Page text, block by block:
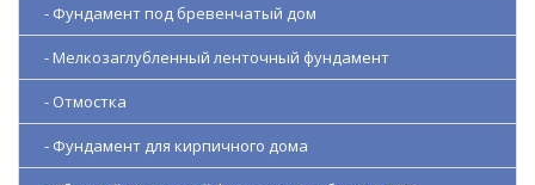
- Фундамент под бревенчатый дом
- Мелкозаглубленный ленточный фундамент
- Отмостка
- Фундамент для кирпичного дома